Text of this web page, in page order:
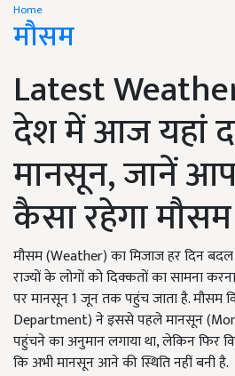
Home
मौसम
Latest
देश में आज यहां
मानसून, जानें
कैसा रहेगा मौसम
मौसम (Weather) का मिजाज हर दिन
राज्यों के लोगों को दिक्कतों का सामना
पर मानसून 1 जून तक पहुंच जाता है. मौसम
Department) ने इससे पहले मानसून
पहुंचने का अनुमान लगाया था, लेकिन फिर
कि अभी मानसून आने की स्थिति नहीं बनी है.